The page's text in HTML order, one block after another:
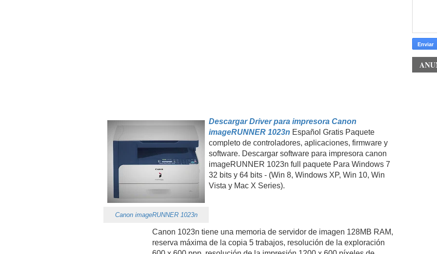
Canon imageRUNNER 1023n
Descargar Driver para impresora Canon
imageRUNNER 1023n Español Gratis Paquete
completo de controladores, aplicaciones, firmware y
software. Descargar software para impresora canon
imageRUNNER 1023n full paquete Para Windows 7
32 bits y 64 bits - (Win 8, Windows XP, Win 10, Win
Vista y Mac X Series).
Canon 1023n tiene una memoria de servidor de imagen 128MB RAM,
reserva máxima de la copia 5 trabajos, resolución de la exploración